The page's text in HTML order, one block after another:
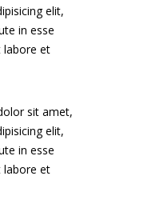
elit,
in esse
labore et
sit amet,
elit,
in esse
labore et